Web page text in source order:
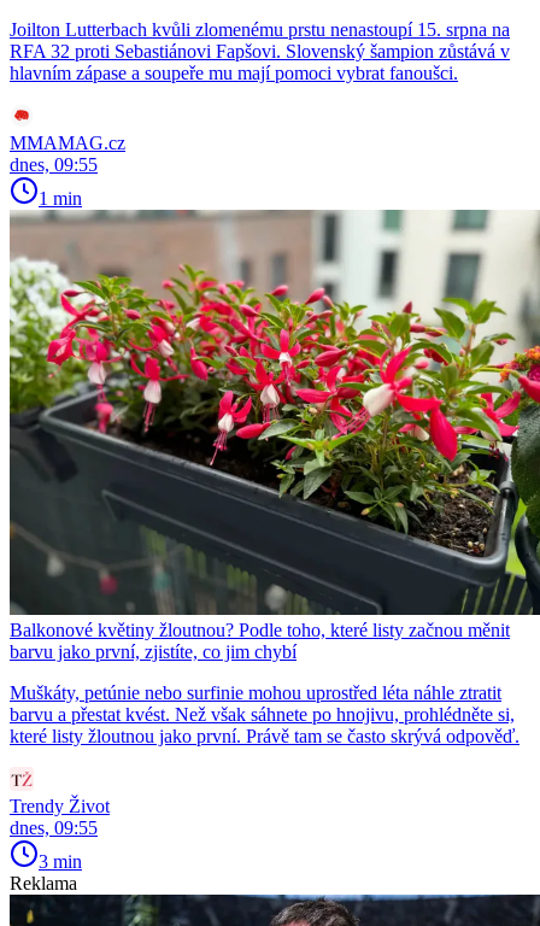
Joilton Lutterbach kvůli zlomenému prstu nenastoupí 15. srpna na
RFA 32 proti Sebastiánovi Fapšovi. Slovenský šampion zůstává v
hlavním zápase a soupeře mu mají pomoci vybrat fanoušci.
MMAMAG.cz
dnes, 09:55
1 min
Balkonové květiny žloutnou? Podle toho, které listy začnou měnit
barvu jako první, zjistíte, co jim chybí
Muškáty, petúnie nebo surfinie mohou uprostřed léta náhle ztratit
barvu a přestat kvést. Než však sáhnete po hnojivu, prohlédněte si,
které listy žloutnou jako první. Právě tam se často skrývá odpověď.
Trendy Život
dnes, 09:55
3 min
Reklama